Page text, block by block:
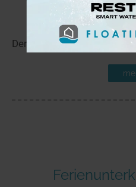
Der Holmvatn liegt in der